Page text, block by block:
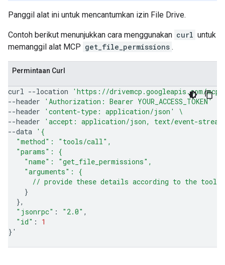
Panggil alat ini untuk mencantumkan izin File Drive.
Contoh berikut menunjukkan cara menggunakan curl untuk
memanggil alat MCP get_file_permissions .
Permintaan Curl
curl --location
'https://drivemcp.googleapis.com/
--header
'Authorization: Bearer YOUR_ACCESS_TOKEN'
--header
'content-type: application/json'
\
--header
'accept: application/json, text/event-
--data '{
  "method": "tools/call",
  "params": {
    "name": "get_file_permissions",
    "arguments": {
      // provide these details according to the tool'
}
}
"jsonrpc" : "2.0"
"id" :
1
} '